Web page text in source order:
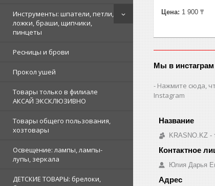
Инструменты: шпатели, петли,
ложки, браши, щипчики,
пинцеты
Ресницы и брови
Прокол ушей
Товары только в филиале
АКСАЙ ЭКСКЛЮЗИВНО
Товары общего пользования,
хозтовары
Освещение: лампы, лампы-
лупы, зеркала
ДЕТСКИЕ ТОВАРЫ: брелоки,
Цена: 1 900 ₸
Мы в инстаграм
Нажмите сюда,
Instagram
KRASNO.KZ -
Юлия Дарья